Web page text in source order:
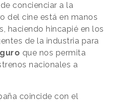
concienciar a la
del cine está en manos
haciendo hincapié en los
de la industria para
que nos permita
nacionales a
coincide con el